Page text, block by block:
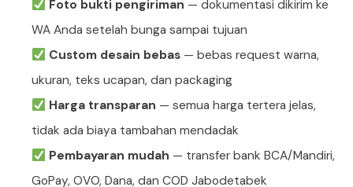
Foto bukti pengiriman — dokumentasi dikirim ke
WA Anda setelah bunga sampai tujuan
Custom desain bebas— bebas request warna,
ukuran, teks ucapan, dan packaging
Harga transparan — semua harga tertera jelas,
tidak ada biaya tambahan mendadak
Pembayaran mudah — transfer bank BCA/Mandiri,
GoPay, OVO, Dana, dan COD Jabodetabek